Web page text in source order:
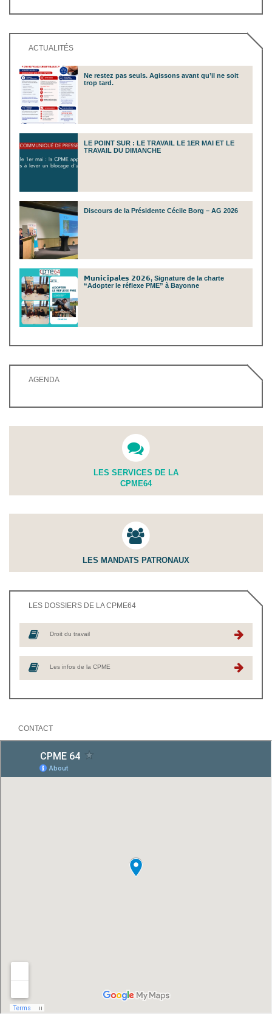
ACTUALITÉS
Ne restez pas seuls. Agissons avant qu’il ne soit
trop tard.
LE POINT SUR : LE TRAVAIL LE 1ER MAI ET LE
TRAVAIL DU DIMANCHE
Discours de la Présidente Cécile Borg – AG 2026
𝗠𝘂𝗻𝗶𝗰𝗶𝗽𝗮𝗹𝗲𝘀 𝟮𝟬𝟮𝟲, Signature de la charte
“Adopter le réflexe PME” à Bayonne
AGENDA
LES SERVICES DE LA
CPME64
LES MANDATS PATRONAUX
LES DOSSIERS DE LA CPME64
Droit du travail
Les infos de la CPME
CONTACT